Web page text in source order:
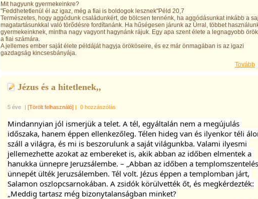
Mit hagyunk gyermekeinkre?
"Feddhetetlenül él az igaz, még a fiai is boldogok lesznek"Péld 20,7
Természetes, hogy aggódunk családunkért, de bölcsen tennénk, ha aggódásunkat inkább a
magatartásunkkal való törődésre fordítanánk. Ha hűségesen járunk az Úrral, többet
gyermekeinknek, mintha nagy vagyont hagynánk rájuk. Egy apa szent élete a legnagyobb
a fiai számára.
A jellemes ember saját élete példáját hagyja örököseire, és ez már önmagában is az igazi
gazdagság kincsesbányája.
Tovább
Jézus és a hitetlenek,,
5 éve | [Törölt felhasználó] | 0 hozzászólás
Mindannyian jól ismerjük a telet. A tél, egyáltalán nem a megújulás
időszaka, hanem éppen ellenkezőleg. Télen hideg van és ilyenkor téli
száll a világra, és mi is beszorulunk a saját világunkba. Valami ilyesmi
jellemezhette azokat az embereket is, akik abban az időben elmentek a
hanukka ünnepre Jeruzsálembe. – „Abban az időben a templomszentelés
ünnepét ülték Jeruzsálemben. Tél volt. Jézus éppen a templomban járt,
Salamon oszlopcsarnokában. A zsidók körülvették őt, és megkérdezték:
„Meddig tartasz még bizonytalanságban minket?